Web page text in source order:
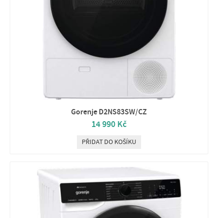
Gorenje D2NS83SW/CZ
14 990 Kč
PŘIDAT DO KOŠÍKU